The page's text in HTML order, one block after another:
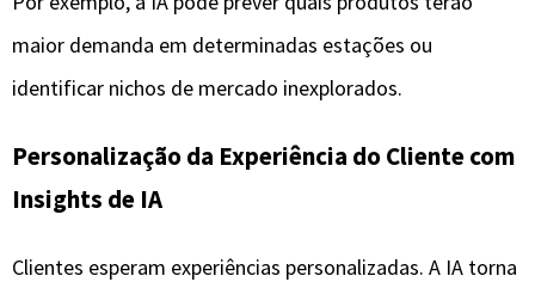
maior demanda em determinadas estações ou
identificar nichos de mercado inexplorados.
Personalização da Experiência do Cliente com
Insights de IA
Clientes esperam experiências personalizadas. A IA torna